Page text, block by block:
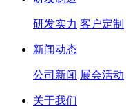
研发实力 客户定制
新闻动态
公司新闻 展会活动
关于我们